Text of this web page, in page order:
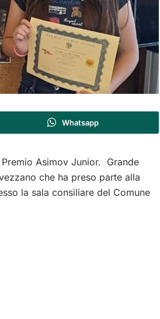
Whatsapp
Asimov Junior. Grande
che ha preso parte alla
la sala consiliare del Comune